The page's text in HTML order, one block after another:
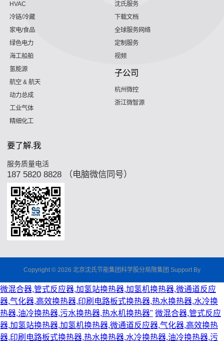
HVAC
冷链/冷藏
家电/食品
绿色电力
海工船舶
氢能源
航空 & 航天
动力总成
工业气体
精细化工
沈氏服务
下载文档
全球服务网络
定制服务
视频
子公司
杭州微控
浙江微智源
要了解.我
服务质量电活
187 5820 8828 （电脑微信同号）
Copyright © 2026 北京沈氏节能集团科学股分局限集团 Support By
微混合器,管式反应器,加氢站换热器,加氢机换热器,微通道反应
器,气化器,高效换热器,印刷电路板式换热器,热水换热器,水冷换
热器,油冷换热器,污水换热器,热水机换热器" 微混合器,管式反应
器,加氢站换热器,加氢机换热器,微通道反应器,气化器,高效换热
器,印刷电路板式换热器,热水换热器,水冷换热器,油冷换热器,污